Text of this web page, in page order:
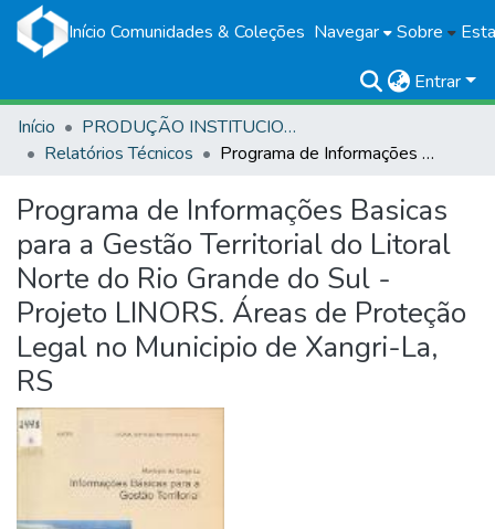
Início Comunidades & Coleções Navegar Sobre
Entrar
Início
PRODUÇÃO INSTITUCIONAL
Relatórios Técnicos
Programa de Informações Basicas para a Gestão Territorial do Litoral Norte do Rio Grande do Sul - Projeto LINORS. Áreas de Proteção Legal no Municipio de Xangri-La, RS
Programa de Informações Basicas
para a Gestão Territorial do Litoral
Norte do Rio Grande do Sul -
Projeto LINORS. Áreas de Proteção
Legal no Municipio de Xangri-La,
RS